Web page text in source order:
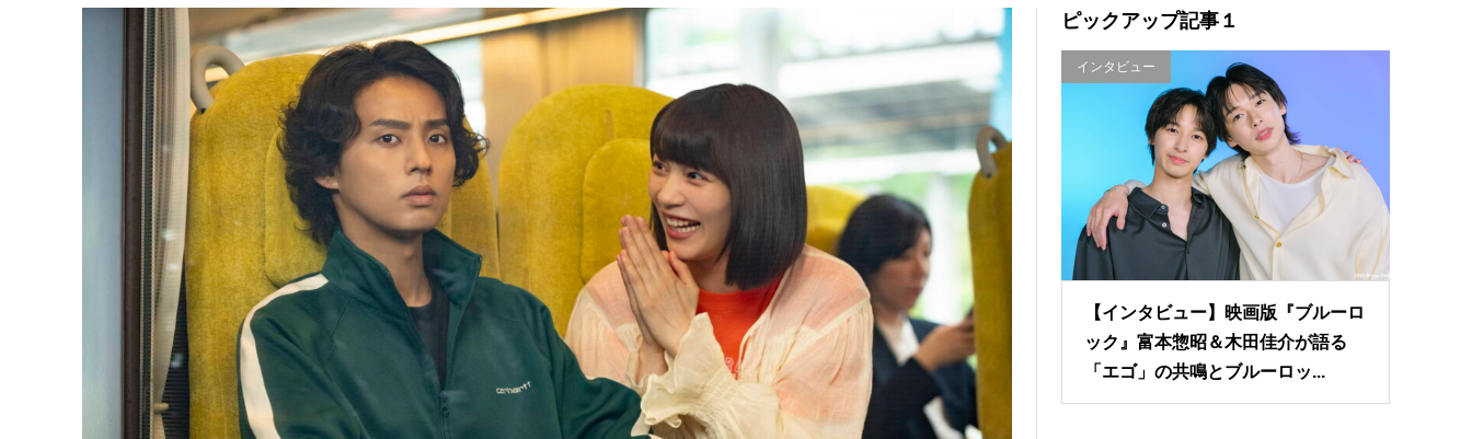
ピックアップ記事１
インタビュー
【インタビュー】映画版『ブルーロ
ック』富本惣昭＆木田佳介が語る
「エゴ」の共鳴とブルーロッ...